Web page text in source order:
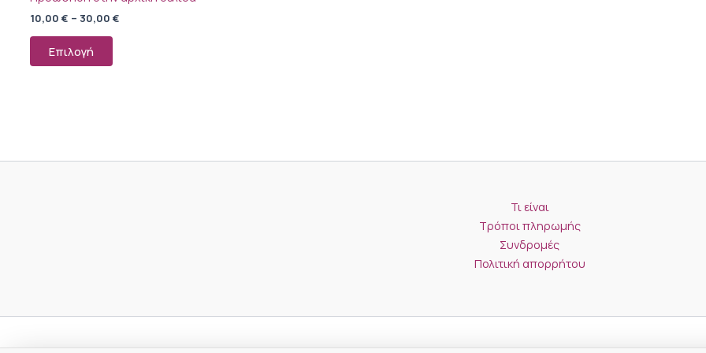
10,00 € – 30,00 €
Επιλογή
Τι είναι
Τρόποι πληρωμής
Συνδρομές
Πολιτική απορρήτου